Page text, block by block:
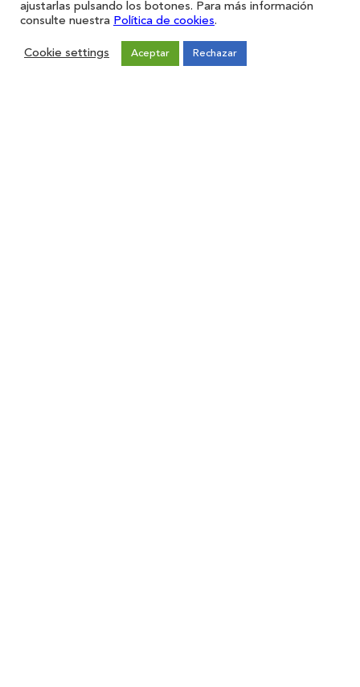
ajustarlas pulsando los botones. Para más información
consulte nuestra Política de cookies.
Cookie settings Aceptar Rechazar